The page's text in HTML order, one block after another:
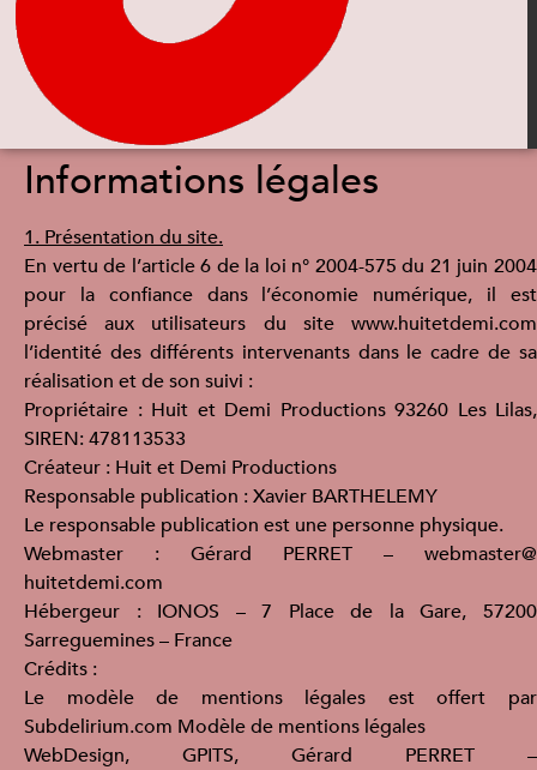
Informations légales
1. Présentation du site.
En vertu de l’article 6 de la loi n° 2004-575 du 21 juin 2004
pour la confiance dans l’économie numérique, il est
précisé aux utilisateurs du site www.huitetdemi.com
l’identité des différents intervenants dans le cadre de sa
réalisation et de son suivi :
Propriétaire : Huit et Demi Productions 93260 Les Lilas,
SIREN: 478113533
Créateur : Huit et Demi Productions
Responsable publication : Xavier BARTHELEMY
Le responsable publication est une personne physique.
Webmaster : Gérard PERRET – webmaster@
huitetdemi.com
Hébergeur : IONOS – 7 Place de la Gare, 57200
Sarreguemines – France
Crédits :
Le modèle de mentions légales est offert par
Subdelirium.com Modèle de mentions légales
WebDesign, GPITS, Gérard PERRET –